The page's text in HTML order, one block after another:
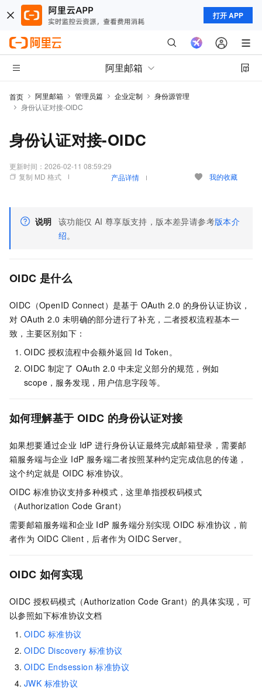
打开 APP
阿里邮箱
首页 阿里邮箱 管理员篇 企业定制
身份源管理
身份认证对接-OIDC
身份认证对接-OIDC
更新时间： 2026-02-11 08:59:29
复制 MD 格式
产品详情 我的收藏
说明 该功能仅 AI 尊享版支持，版本差异请参考版本介
绍。
OIDC 是什么
OIDC（OpenID Connect）是基于 OAuth 2.0 的身份认证协议，
对 OAuth 2.0 未明确的部分进行了补充，二者授权流程基本一
致，主要区别如下：
OIDC 授权流程中会额外返回 Id Token。
OIDC 制定了 OAuth 2.0 中未定义部分的规范，例如
scope，服务发现，用户信息字段等。
如何理解基于 OIDC 的身份认证对接
如果想要通过企业 IdP 进行身份认证最终完成邮箱登录，需要邮
箱服务端与企业 IdP 服务端二者按照某种约定完成信息的传递，
这个约定就是 OIDC 标准协议。
OIDC 标准协议支持多种模式，这里单指授权码模式
（Authorization Code Grant）
需要邮箱服务端和企业 IdP 服务端分别实现 OIDC 标准协议，前
者作为 OIDC Client，后者作为 OIDC Server。
OIDC 如何实现
OIDC 授权码模式（Authorization Code Grant）的具体实现，可
以参照如下标准协议文档
OIDC 标准协议
OIDC Discovery 标准协议
OIDC Endsession 标准协议
JWK 标准协议